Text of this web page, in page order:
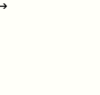
->